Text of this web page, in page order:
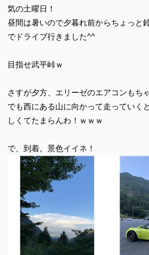
気の土曜日！
昼間は暑いので夕暮れ前からちょっと
でドライブ行きました^^
目指せ武平峠ｗ
さすが夕方、エリーゼのエアコンもち
でも西にある山に向かって走っていく
しくてたまらんわ！ｗｗｗ
で、到着。景色イイネ！